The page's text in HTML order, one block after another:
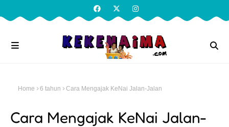
Home 6 tahun Cara Mengajak KeNai Jalan-Jalan
Cara Mengajak KeNai Jalan-